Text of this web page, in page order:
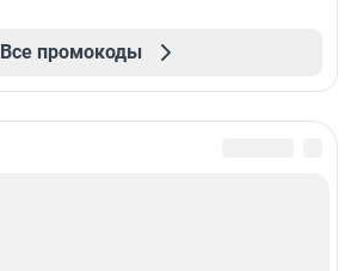
Все промокоды